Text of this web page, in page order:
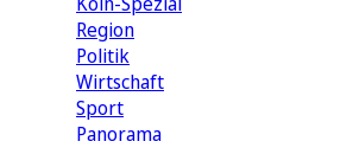
Region
Politik
Wirtschaft
Sport
Panorama